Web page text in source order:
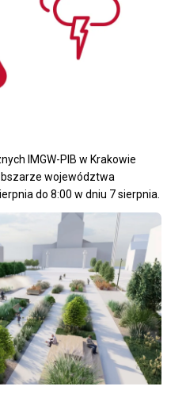
IMGW-PIB w Krakowie
województwa
do 8:00 w dniu 7 sierpnia.